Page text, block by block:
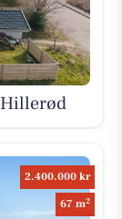
2.400.000 kr
67 m2